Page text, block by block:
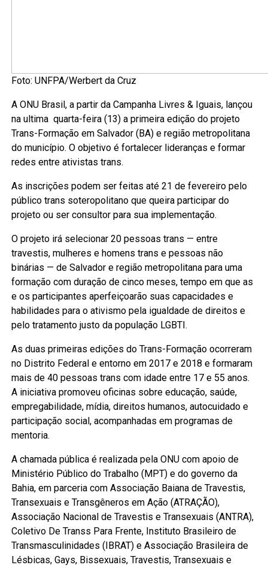
Foto: UNFPA/Werbert da Cruz
A ONU Brasil, a partir da Campanha Livres & Iguais, lançou
na ultima quarta-feira (13) a primeira edição do projeto
Trans-Formação em Salvador (BA) e região metropolitana
do município. O objetivo é fortalecer lideranças e formar
redes entre ativistas trans.
As inscrições podem ser feitas até 21 de fevereiro pelo
público trans soteropolitano que queira participar do
projeto ou ser consultor para sua implementação.
O projeto irá selecionar 20 pessoas trans — entre
travestis, mulheres e homens trans e pessoas não
binárias — de Salvador e região metropolitana para uma
formação com duração de cinco meses, tempo em que as
e os participantes aperfeiçoarão suas capacidades e
habilidades para o ativismo pela igualdade de direitos e
pelo tratamento justo da população LGBTI.
As duas primeiras edições do Trans-Formação ocorreram
no Distrito Federal e entorno em 2017 e 2018 e formaram
mais de 40 pessoas trans com idade entre 17 e 55 anos.
A iniciativa promoveu oficinas sobre educação, saúde,
empregabilidade, mídia, direitos humanos, autocuidado e
participação social, acompanhadas em programas de
mentoria.
A chamada pública é realizada pela ONU com apoio de
Ministério Público do Trabalho (MPT) e do governo da
Bahia, em parceria com Associação Baiana de Travestis,
Transexuais e Transgêneros em Ação (ATRAÇÃO),
Associação Nacional de Travestis e Transexuais (ANTRA),
Coletivo De Transs Para Frente, Instituto Brasileiro de
Transmasculinidades (IBRAT) e Associação Brasileira de
Lésbicas, Gays, Bissexuais, Travestis, Transexuais e